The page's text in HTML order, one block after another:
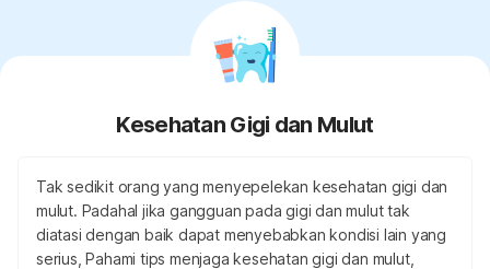
Kesehatan Gigi dan Mulut
Tak sedikit orang yang menyepelekan kesehatan gigi dan
mulut. Padahal jika gangguan pada gigi dan mulut tak
diatasi dengan baik dapat menyebabkan kondisi lain yang
serius, Pahami tips menjaga kesehatan gigi dan mulut,